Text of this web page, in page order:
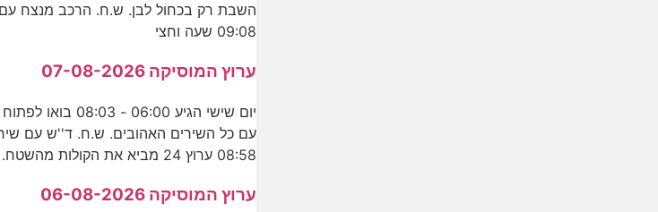
09:08 שעה וחצי
ערוץ המוסיקה 07-08-2026
08:58 ערוץ 24 מביא את הקולות מהשטח. החיילים שלנו מקדישים
ערוץ המוסיקה 06-08-2026